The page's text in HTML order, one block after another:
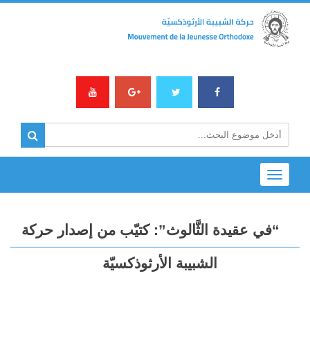
Toggle
navigation
“في عقيدة الثَّالوث”: كتيّب من إصدار حركة
الشبيبة الأرثوذكسيّة